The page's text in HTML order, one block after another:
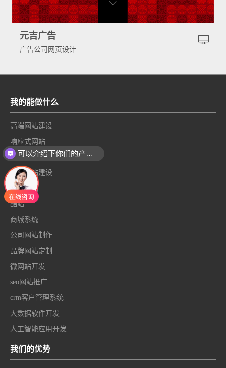
元吉广告
广告公司网页设计
我的能做什么
高端网站建设
响应式网站
小程序定制
外贸网站建设
门户网站
酷站
商城系统
公司网站制作
品牌网站定制
微网站开发
seo网站推广
crm客户管理系统
大数据软件开发
人工智能应用开发
我们的优势
可以介绍下你们的产品么